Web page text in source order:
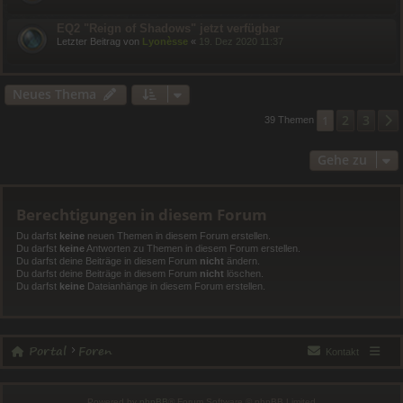
Letzter Beitrag von Lyonèsse « 19. Dez 2020 11:37
Neues Thema
39 Themen
Gehe zu
Berechtigungen in diesem Forum
Du darfst keine neuen Themen in diesem Forum erstellen.
Du darfst keine Antworten zu Themen in diesem Forum erstellen.
Du darfst deine Beiträge in diesem Forum nicht ändern.
Du darfst deine Beiträge in diesem Forum nicht löschen.
Du darfst keine Dateianhänge in diesem Forum erstellen.
Portal Foren Kontakt